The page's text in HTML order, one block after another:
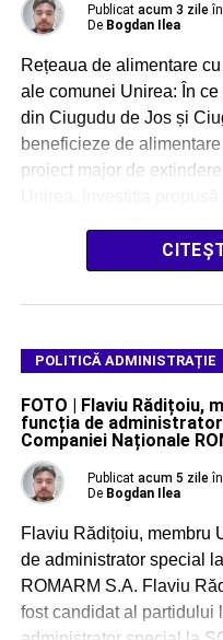
Publicat acum 3 zile în
De Bogdan Ilea
Rețeaua de alimentare
ale comunei Unirea: În
din Ciugudu de Jos și
beneficieze de
proiect major de
POLITICĂ ADMINISTRAȚIE
FOTO | Flaviu Rădițoiu,
funcția de
Companiei Naționale
Publicat acum 5 zile în
De Bogdan Ilea
Flaviu Rădițoiu, membru
de administrator special
ROMARM S.A. Flaviu
fost candidat al partidului